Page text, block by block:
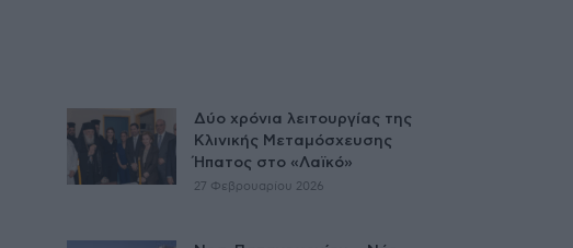
Δύο χρόνια λειτουργίας της
Κλινικής Μεταμόσχευσης
Ήπατος στο «Λαϊκό»
27 Φεβρουαρίου 2026